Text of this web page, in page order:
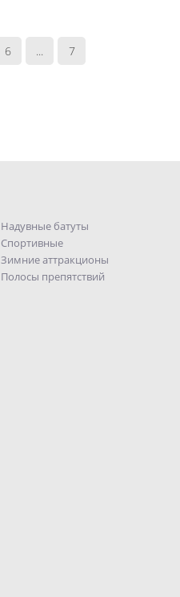
6 ... 7
Надувные батуты
Спортивные
Зимние аттракционы
Полосы препятствий